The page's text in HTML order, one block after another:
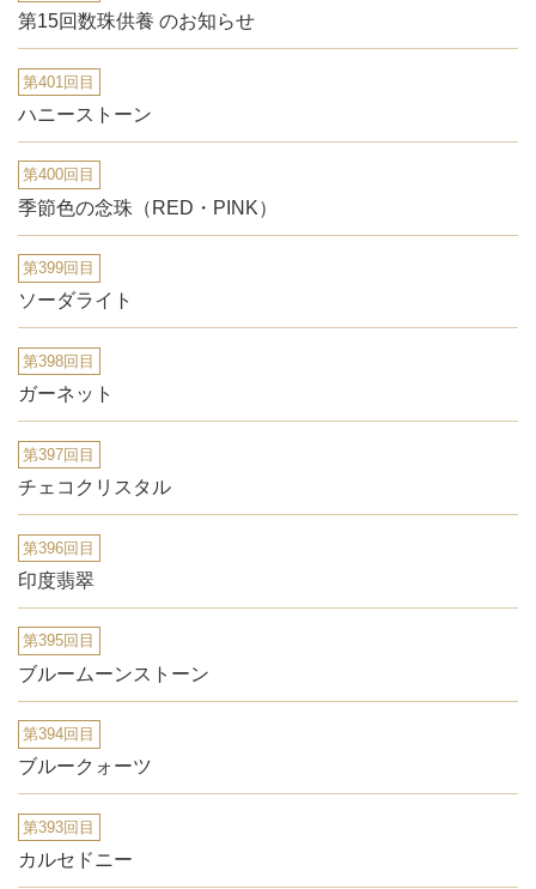
第15回数珠供養 のお知らせ
第401回目
ハニーストーン
第400回目
季節色の念珠（RED・PINK）
第399回目
ソーダライト
第398回目
ガーネット
第397回目
チェコクリスタル
第396回目
印度翡翠
第395回目
ブルームーンストーン
第394回目
ブルークォーツ
第393回目
カルセドニー